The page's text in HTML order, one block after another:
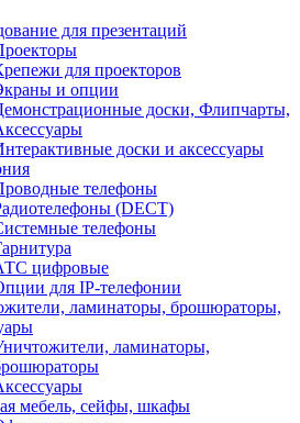
для презентаций
для проекторов
и опции
доски, Флипчарты,
доски и аксессуары
телефоны
(DECT)
телефоны
цифровые
для IP-телефонии
ламинаторы, брошюраторы,
ламинаторы,
мебель, сейфы, шкафы